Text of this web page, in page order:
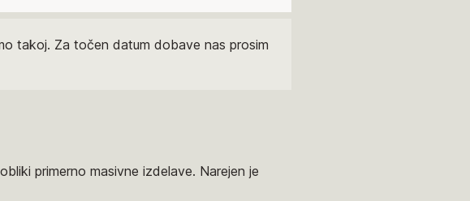
takoj. Za točen datum dobave nas prosim
primerno masivne izdelave. Narejen je